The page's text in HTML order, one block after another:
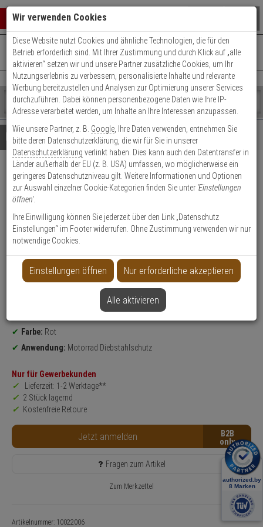
Warenkorb schließen
0 ARTIKEL IM WARENKORB
Ihr Warenkorb ist momentan leer.
Ergebnisse ()
Fertig
Shop
durchsuchen
Bitte
geben
Sie
mindestens
Zeichen
ein,
um
Suche
Es
wurde
noch
Kategorien
Suche
gestartet
+49 (0)821 899 493-0Mo. - Do.: 8:00 - 16:30 | Fr.: 8:00 - 14:00 Uhr
Kontaktservice nutzen
Details Beratung
Abus 77 Granit Sledg
Bremsscheibensch. grip red
Produktmerkmale
Datenblatt drucken
Produktinformationen
Bremsscheibenschloss - Modell: Granit Sledg
Farbe: Rot
Anwendung: Motorrad Diebstahlschutz
Nur für Gewerbekunden
Lieferzeit: 1-2 Werktage**
2 Stück lagernd
Kostenfreie Retoure
Jetzt anmelden B2B
Fragen zum Artikel
Zum Merkzettel
Artikelnummer: 10022006
Wir verwenden Cookies
Diese Website nutzt Cookies und ähnliche Technologien, die für den
Betrieb erforderlich sind. Mit Ihrer Zustimmung und durch Klick auf „alle
aktivieren“ setzen wir und unsere Partner zusätzliche Cookies, um Ihr
Nutzungserlebnis zu verbessern, personalisierte Inhalte und relevante
Werbung bereitzustellen und Analysen zur Optimierung unserer Services
durchzuführen. Dabei können personenbezogene Daten wie Ihre IP-
Adresse verarbeitet werden, um Inhalte an Ihre Interessen anzupassen.
Wie unsere Partner, z. B. Google , Ihre Daten verwenden, entnehmen Sie
bitte deren Datenschutzerklärung, die wir für Sie in unserer
Datenschutzerklärung verlinkt haben. Dies kann auch den Datentransfer in
Länder außerhalb der EU (z. B. USA) umfassen, wo möglicherweise ein
geringeres Datenschutzniveau gilt. Weitere Informationen und Optionen
zur Auswahl einzelner Cookie-Kategorien finden Sie unter 'Einstellungen
öffnen'.
Ihre Einwilligung können Sie jederzeit über den Link „Datenschutz
Einstellungen“ im Footer widerrufen. Ohne Zustimmung verwenden wir nur
notwendige Cookies.
Einstellungen öffnen Nur erforderliche akzeptieren
Alle aktivieren